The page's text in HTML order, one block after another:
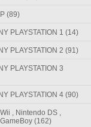
(89)
PLAYSTATION 1 (14)
PLAYSTATION 2 (91)
PLAYSTATION 3
PLAYSTATION 4 (90)
, Nintendo DS ,
(162)